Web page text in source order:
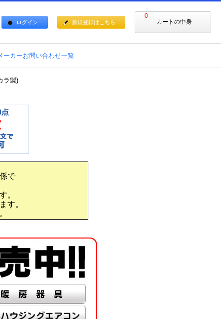
0
カートの中身
ログイン 新規登録はこちら
ーカーお問い合わせ一覧
ラ製)
で
。
す。